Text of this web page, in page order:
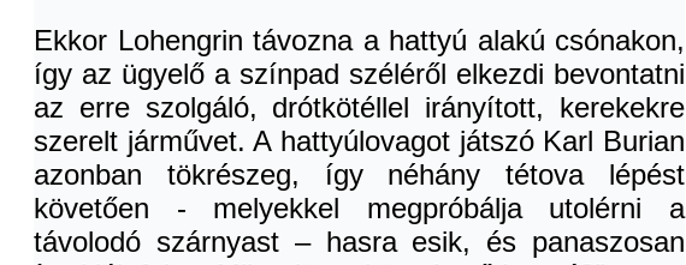
Ekkor Lohengrin távozna a hattyú alakú csónakon,
így az ügyelő a színpad széléről elkezdi bevontatni
az erre szolgáló, drótkötéllel irányított, kerekekre
szerelt járművet. A hattyúlovagot játszó Karl Burian
azonban tökrészeg, így néhány tétova lépést
követően - melyekkel megpróbálja utolérni a
távolodó szárnyast – hasra esik, és panaszosan